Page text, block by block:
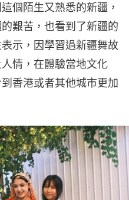
個陌生又熟悉的新疆，
艱苦，也看到了新疆的
示，因學習過新疆舞故
情，在體驗當地文化
香港或者其他城市更加